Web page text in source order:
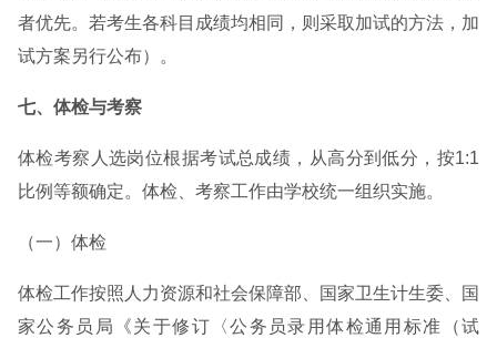
者优先。若考生各科目成绩均相同，则采取加试的方法，加
试方案另行公布）。
七、体检与考察
体检考察人选岗位根据考试总成绩，从高分到低分，按1:1
比例等额确定。体检、考察工作由学校统一组织实施。
（一）体检
体检工作按照人力资源和社会保障部、国家卫生计生委、国
家公务员局《关于修订〈公务员录用体检通用标准（试